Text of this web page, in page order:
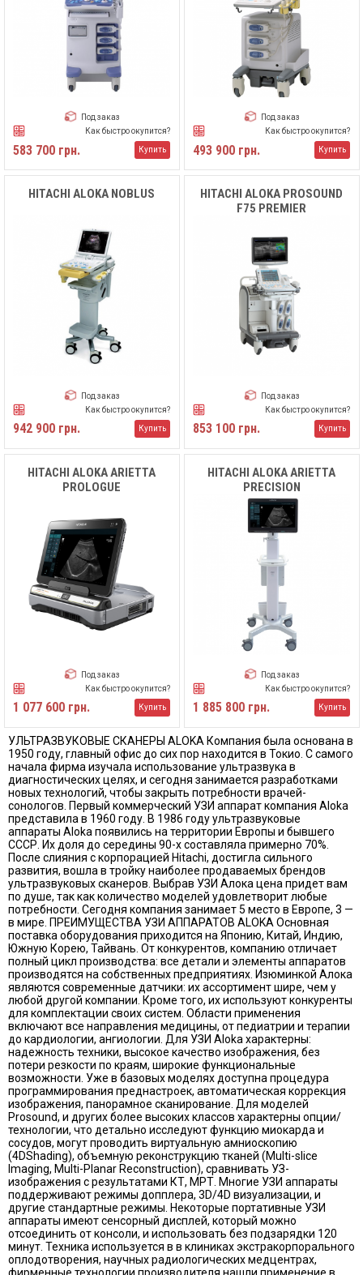
Под заказ
Как быстро окупится?
583 700 грн. Купить
Под заказ
Как быстро окупится?
493 900 грн. Купить
HITACHI ALOKA NOBLUS
Под заказ
Как быстро окупится?
942 900 грн. Купить
HITACHI ALOKA PROSOUND
F75 PREMIER
Под заказ
Как быстро окупится?
853 100 грн. Купить
HITACHI ALOKA ARIETTA
PROLOGUE
Под заказ
Как быстро окупится?
1 077 600 грн. Купить
HITACHI ALOKA ARIETTA
PRECISION
Под заказ
Как быстро окупится?
1 885 800 грн. Купить
УЛЬТРАЗВУКОВЫЕ СКАНЕРЫ ALOKA Компания была основана в
1950 году, главный офис до сих пор находится в Токио. С самого
начала фирма изучала использование ультразвука в
диагностических целях, и сегодня занимается разработками
новых технологий, чтобы закрыть потребности врачей-
сонологов. Первый коммерческий УЗИ аппарат компания Aloka
представила в 1960 году. В 1986 году ультразвуковые
аппараты Aloka появились на территории Европы и бывшего
СССР. Их доля до середины 90-х составляла примерно 70%.
После слияния с корпорацией Hitachi, достигла сильного
развития, вошла в тройку наиболее продаваемых брендов
ультразвуковых сканеров. Выбрав УЗИ Алока цена придет вам
по душе, так как количество моделей удовлетворит любые
потребности. Сегодня компания занимает 5 место в Европе, 3 —
в мире. ПРЕИМУЩЕСТВА УЗИ АППАРАТОВ ALOKA Основная
поставка оборудования приходится на Японию, Китай, Индию,
Южную Корею, Тайвань. От конкурентов, компанию отличает
полный цикл производства: все детали и элементы аппаратов
производятся на собственных предприятиях. Изюминкой Алока
являются современные датчики: их ассортимент шире, чем у
любой другой компании. Кроме того, их используют конкуренты
для комплектации своих систем. Области применения
включают все направления медицины, от педиатрии и терапии
до кардиологии, ангиологии. Для УЗИ Aloka характерны:
надежность техники, высокое качество изображения, без
потери резкости по краям, широкие функциональные
возможности. Уже в базовых моделях доступна процедура
программирования преднастроек, автоматическая коррекция
изображения, панорамное сканирование. Для моделей
Prosound, и других более высоких классов характерны опции/
технологии, что детально исследуют функцию миокарда и
сосудов, могут проводить виртуальную амниоскопию
(4DShading), объемную реконструкцию тканей (Multi-slice
Imaging, Multi-Planar Reconstruction), сравнивать УЗ-
изображения с результатами КТ, МРТ. Многие УЗИ аппараты
поддерживают режимы допплера, 3D/4D визуализации, и
другие стандартные режимы. Некоторые портативные УЗИ
аппараты имеют сенсорный дисплей, который можно
отсоединить от консоли, и использовать без подзарядки 120
минут. Техника используется в в клиниках экстракорпорального
оплодотворения, научных радиологических медцентрах,
фирменные технологии производителя нашли применение в